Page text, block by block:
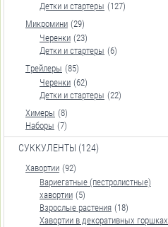
Детки и стартеры (127)
Микромини (29)
Черенки (23)
Детки и стартеры (6)
Трейлеры (85)
Черенки (62)
Детки и стартеры (22)
Химеры (8)
Наборы (7)
СУККУЛЕНТЫ (124)
Хавортии (92)
Вариегатные (пестролистные)
хавортии (5)
Взрослые растения (18)
Хавортии в декоративных горшках